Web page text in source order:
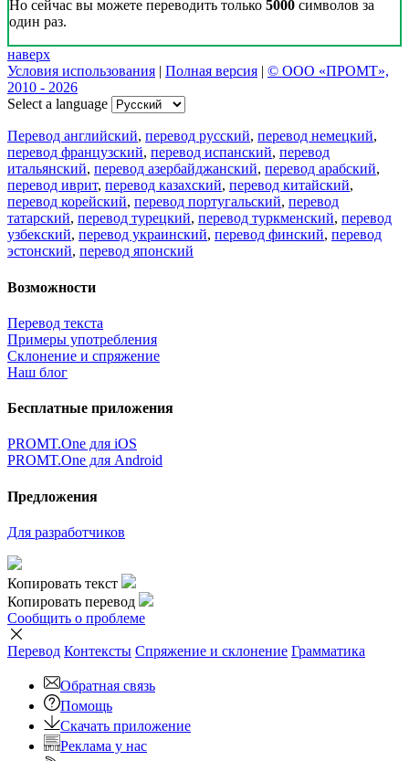
Но сейчас вы можете переводить только 5000 символов за
один раз.
наверх
Условия использования | Полная версия | © ООО «ПРОМТ»,
2010 - 2026
Select a language
Перевод английский, перевод русский, перевод немецкий,
перевод французский, перевод испанский, перевод
итальянский, перевод азербайджанский, перевод арабский,
перевод иврит, перевод казахский, перевод китайский,
перевод корейский, перевод португальский, перевод
татарский, перевод турецкий, перевод туркменский, перевод
узбекский, перевод украинский, перевод финский, перевод
эстонский, перевод японский
Возможности
Перевод текста
Примеры употребления
Склонение и спряжение
Наш блог
Бесплатные приложения
PROMT.One для iOS
PROMT.One для Android
Предложения
Для разработчиков
Копировать текст
Копировать перевод
Сообщить о проблеме
Перевод Контексты Спряжение и склонение Грамматика
Обратная связь
Помощь
Скачать приложение
Реклама у нас